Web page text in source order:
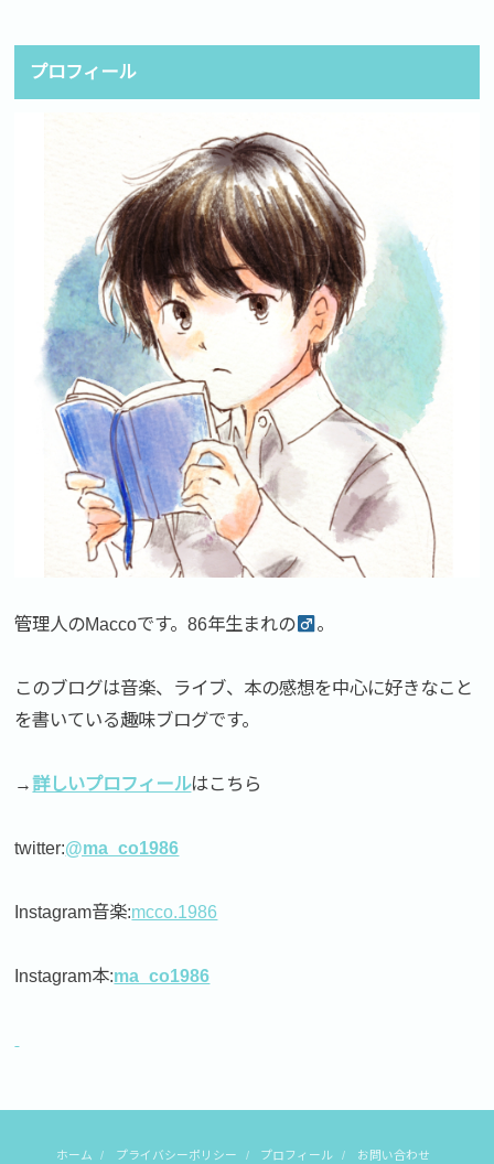
プロフィール
管理人のMaccoです。86年生まれの 。
このブログは音楽、ライブ、本の感想を中心に好きなこと
を書いている趣味ブログです。
→詳しいプロフィールはこちら
twitter:@ma_co1986
Instagram音楽:mcco.1986
Instagram本:ma_co1986
ホーム プライバシーポリシー プロフィール お問い合わせ